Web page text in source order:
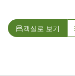
객실로 보기